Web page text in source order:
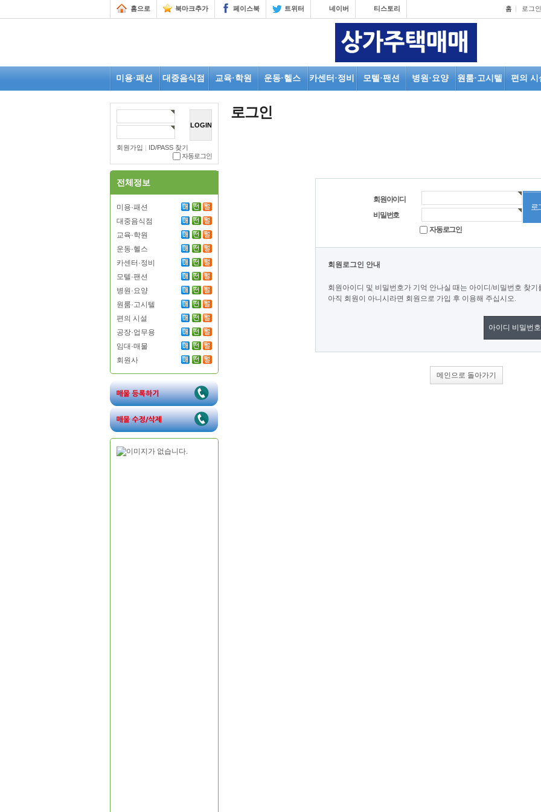
홈으로 북마크추가 페이스북 트위터 네이버 티스토리 홈 로그인
미용·패션 대중음식점 교육·학원 운동·헬스 카센터·정비 모텔·팬션 병원·요양 원룸·고시텔 편의 시
회원가입 | ID/PASS 찾기
자동로그인
전체정보
미용·패션
대중음식점
교육·학원
운동·헬스
카센터·정비
모텔·팬션
병원·요양
원룸·고시텔
편의 시설
공장·업무용
임대·매물
회원사
로그인
회원아이디
비밀번호
자동로그인
회원로그인 안내
회원아이디 및 비밀번호가 기억 안나실 때는 아이디/비밀번호 찾기
아직 회원이 아니시라면 회원으로 가입 후 이용해 주십시오.
아이디 비밀번호
메인으로 돌아가기